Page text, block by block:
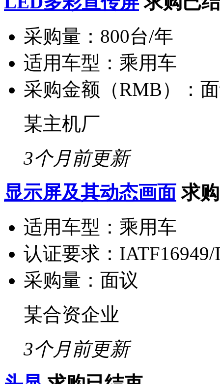
采购量： 800台/年
适用车型： 乘用车
采购金额（RMB）：
某主机厂
3个月前更新
显示屏及其动态画面 求
适用车型： 乘用车
认证要求： IATF16949/
采购量： 面议
某合资企业
3个月前更新